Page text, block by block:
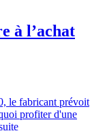
à l’achat
le fabricant prévoit
profiter d'une